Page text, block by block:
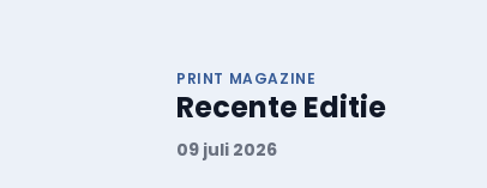
PRINT MAGAZINE
Recente Editie
09 juli 2026